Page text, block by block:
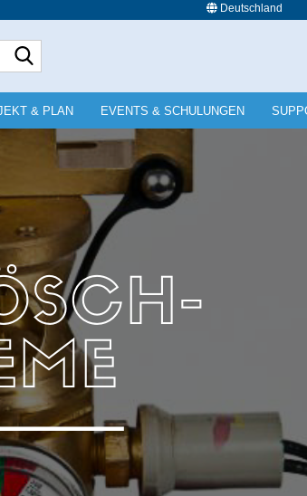
Deutschland
Lieferland
E-Mail
Passwort
& PLAN EVENTS & SCHULUNGEN